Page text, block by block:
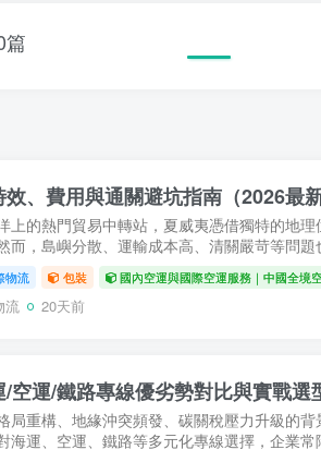
篇
、費用與通關避坑指南（2026最新
上的熱門貿易中轉站，夏威夷憑借獨特的地
而，島嶼分散、運輸成本高、清關嚴苛等問
物流 包裝 國內空運與國際空運服務｜中國全境
流 20天前
空運/鐵路專線優劣勢對比與實戰選
局重構、地緣沖突頻發、碳關稅壓力升級的背
海運、空運、鐵路等多元化專線選擇，企業